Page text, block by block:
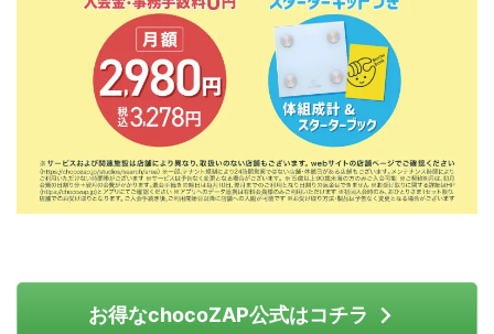
お得なchocoZAP公式はコチラ